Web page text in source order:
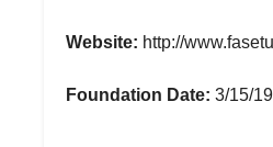
Website: http://
Foundation Date: 3/15/